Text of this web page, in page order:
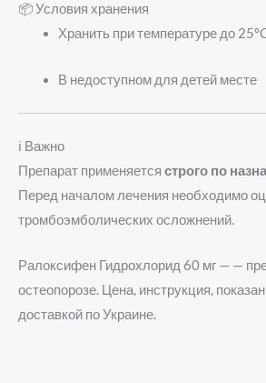
📦 Условия хранения
Хранить при температуре до
В недоступном для детей месте
ℹ️ Важно
Препарат применяется строго по
Перед началом лечения необходимо
тромбоэмболических осложнений.
Ралоксифен Гидрохлорид 60 мг — —
остеопорозе. Цена, инструкция,
доставкой по Украине.